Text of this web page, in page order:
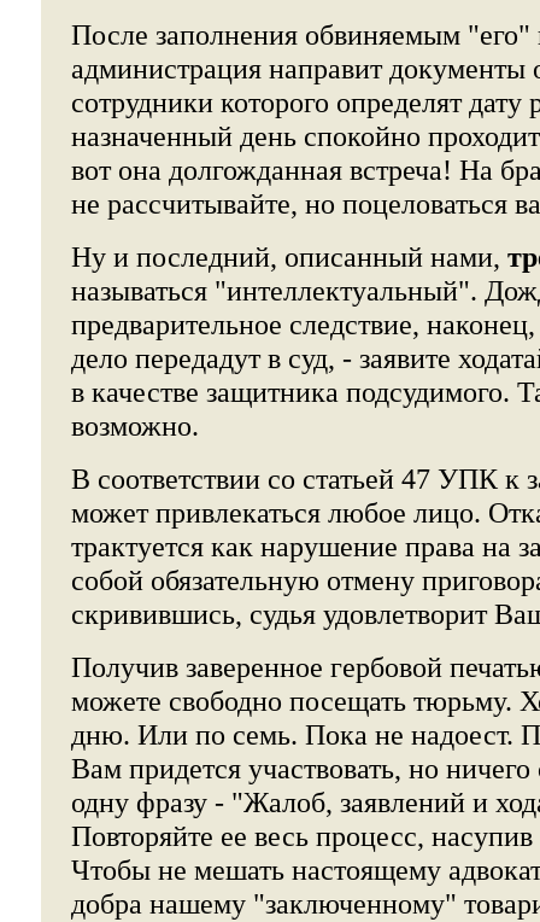
После заполнения обвиняемым
администрация направит
сотрудники которого определят дату
назначенный день спокойно
вот она долгожданная встреча! На
не рассчитывайте, но поцеловаться
Ну и последний, описанный нами,
называться "интеллектуальный".
предварительное следствие,
дело передадут в суд, - заявите
в качестве защитника подсудимого.
возможно.
В соответствии со статьей 47 УПК к
может привлекаться любое лицо.
трактуется как нарушение права на
собой обязательную отмену
скривившись, судья удовлетворит
Получив заверенное гербовой
можете свободно посещать тюрьму.
дню. Или по семь. Пока не надоест.
Вам придется участвовать, но
одну фразу - "Жалоб, заявлений и
Повторяйте ее весь процесс,
Чтобы не мешать настоящему
добра нашему "заключенному"